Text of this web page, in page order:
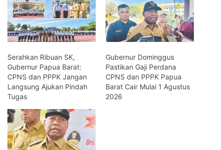
Serahkan Ribuan SK,
Gubernur Papua Barat:
CPNS dan PPPK Jangan
Langsung Ajukan Pindah
Tugas
Gubernur Dominggus
Pastikan Gaji Perdana
CPNS dan PPPK Papua
Barat Cair Mulai 1 Agustus
2026